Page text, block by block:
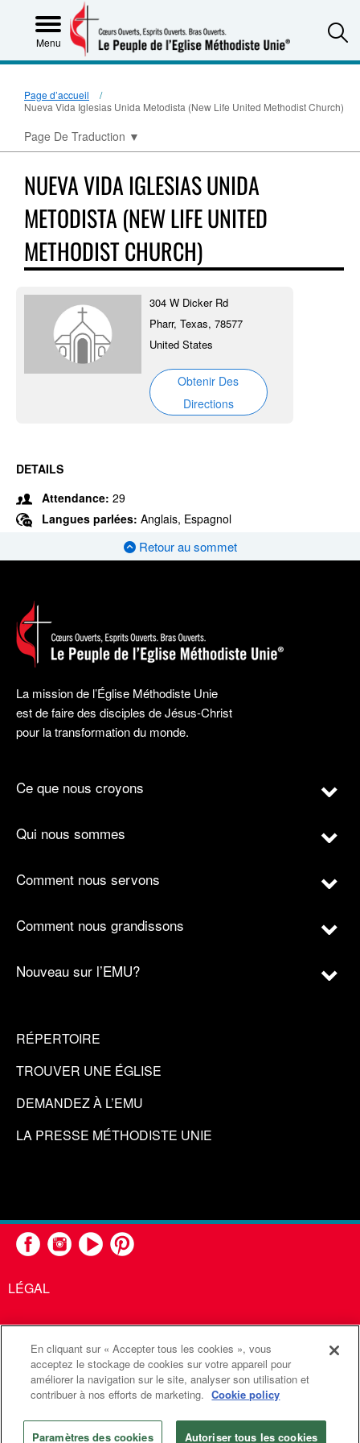
Menu
Page d’accueil
Nueva Vida Iglesias Unida Metodista (New Life United Methodist Church)
Page De Traduction ▼
NUEVA VIDA IGLESIAS UNIDA
METODISTA (NEW LIFE UNITED
METHODIST CHURCH)
304 W Dicker Rd
Pharr, Texas, 78577
United States
Obtenir Des
Directions
DETAILS
Attendance: 29
Langues parlées: Anglais, Espagnol
Retour au sommet
La mission de l’Église Méthodiste Unie
est de faire des disciples de Jésus-Christ
pour la transformation du monde.
Ce que nous croyons
Qui nous sommes
Comment nous servons
Comment nous grandissons
Nouveau sur l’EMU?
RÉPERTOIRE
TROUVER UNE ÉGLISE
DEMANDEZ À L’EMU
LA PRESSE MÉTHODISTE UNIE
LÉGAL
United Methodist Communications est une agence de l'Église
Méthodiste Unie
Communications Méthodistes Unies. Tous droits
réservés
En cliquant sur « Accepter tous les cookies », vous
acceptez le stockage de cookies sur votre appareil pour
améliorer la navigation sur le site, analyser son utilisation et
contribuer à nos efforts de marketing. Cookie policy
Paramètres des cookies Autoriser tous les cookies